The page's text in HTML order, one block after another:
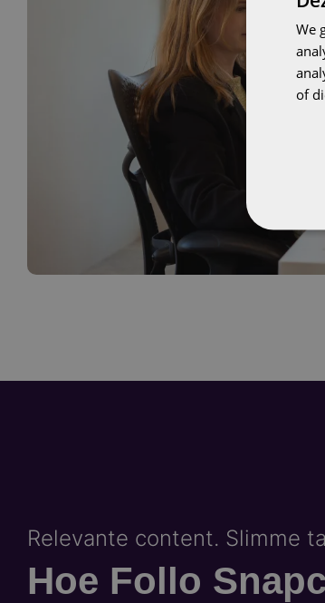
Relevante content. Slimme
Hoe Follo
We
of